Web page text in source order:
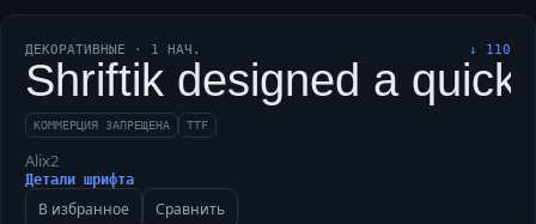
ДЕКОРАТИВНЫЕ · 1 НАЧ. ↓ 110
Shriftik designed a
КОММЕРЦИЯ ЗАПРЕЩЕНА TTF
Alix2
Детали шрифта
В избранное Сравнить